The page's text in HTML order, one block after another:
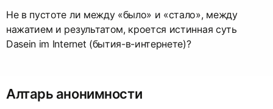
Не в пустоте ли между «было» и «стало», между
нажатием и результатом, кроется истинная суть
Dasein im Internet (бытия-в-интернете)?
Алтарь анонимности